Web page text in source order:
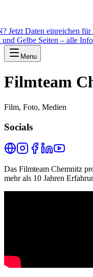
für Artist-
– alle Infos auf den
Menu
Filmteam
Film, Foto, Medien
Socials
Das Filmteam Chemnitz
mehr als 10 Jahren